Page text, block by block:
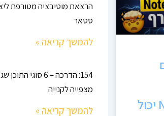
NotebookLM יכול
הרצאת מוטיבציה מטורפת
סטאר
להמשך קריאה »
154: הדרכה – 6
מצפייה לקנייה
להמשך קריאה »